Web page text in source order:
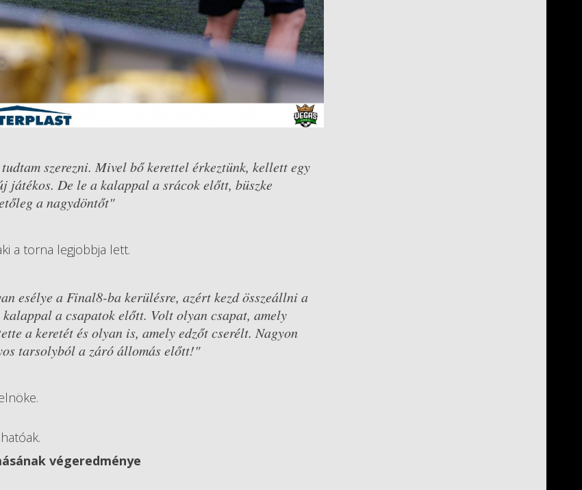
szerezni. Mivel bő kerettel érkeztünk, kellett egy
játékos. De le a kalappal a srácok előtt, büszke
a nagydöntőt"
a torna legjobbja lett.
esélye a Final8-ba kerülésre, azért kezd összeállni a
a csapatok előtt. Volt olyan csapat, amely
a keretét és olyan is, amely edzőt cserélt. Nagyon
tarsolyból a záró állomás előtt!"
végeredménye